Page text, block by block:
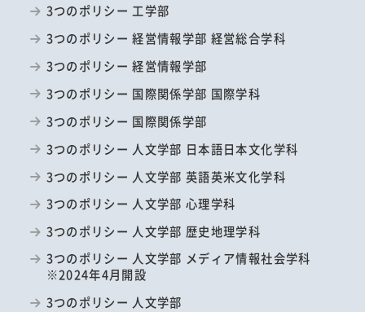
3つのポリシー 工学部
3つのポリシー 経営情報学部 経営総合学科
3つのポリシー 経営情報学部
3つのポリシー 国際関係学部 国際学科
3つのポリシー 国際関係学部
3つのポリシー 人文学部 日本語日本文化学科
3つのポリシー 人文学部 英語英米文化学科
3つのポリシー 人文学部 心理学科
3つのポリシー 人文学部 歴史地理学科
3つのポリシー 人文学部 メディア情報社会学科
※2024年4月開設
3つのポリシー 人文学部